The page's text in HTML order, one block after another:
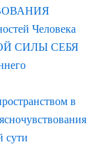
Человека
СИЛЫ СЕБЯ
в
сути